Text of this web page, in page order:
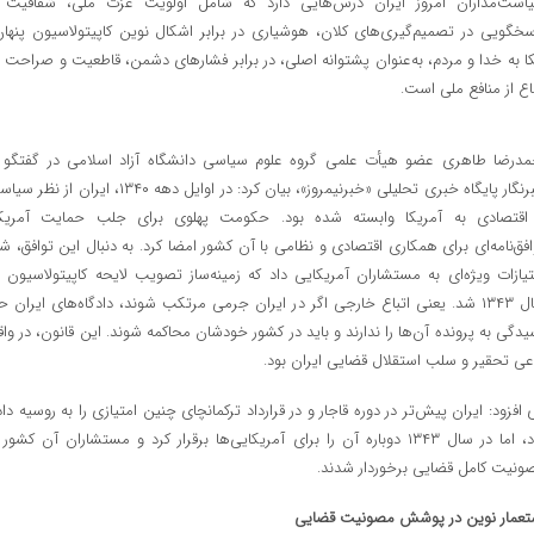
در تصمیم‌گیری‌های کلان، هوشیاری در برابر اشکال نوین کاپیتولاسیون
به خدا و مردم، به‌عنوان پشتوانه اصلی، در برابر فشارهای دشمن، قاطعیت و صراحت
از منافع ملی است.
طاهری عضو هیأت علمی گروه علوم سیاسی دانشگاه آزاد اسلامی در گفتگو
خبرنگار پایگاه خبری تحلیلی «خبرنیمروز»، بیان کرد: در اوایل دهه ۱۳۴۰، ایران
به آمریکا وابسته شده بود. حکومت پهلوی برای جلب حمایت
برای همکاری اقتصادی و نظامی با آن کشور امضا کرد. به دنبال این توافق،
ویژه‌ای به مستشاران آمریکایی داد که زمینه‌ساز تصویب لایحه کاپیتولاسیون
سال ۱۳۴۳ شد. یعنی اتباع خارجی اگر در ایران جرمی مرتکب شوند، دادگاه‌های ایران
به پرونده آن‌ها را ندارند و باید در کشور خودشان محاکمه شوند. این قانون، در
تحقیر و سلب استقلال قضایی ایران بود.
افزود: ایران پیش‌تر در دوره قاجار و در قرارداد ترکمانچای چنین امتیازی را به روسیه
بود، اما در سال ۱۳۴۳ دوباره آن را برای آمریکایی‌ها برقرار کرد و مستشاران آن
کامل قضایی برخوردار شدند.
نوین در پوشش مصونیت قضایی